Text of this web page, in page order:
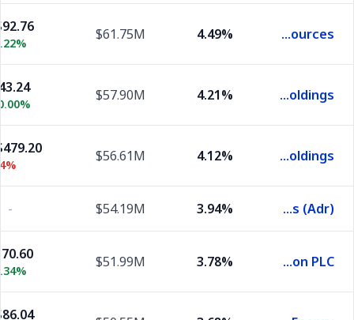
Teck Resources
4.49%
$61.75M
Sompo Holdings
4.21%
$57.90M
Tencent Holdings
4.12%
$56.61M
Allied Irish Banks (Adr)
3.94%
$54.19M
-
Haleon PLC
3.78%
$51.99M